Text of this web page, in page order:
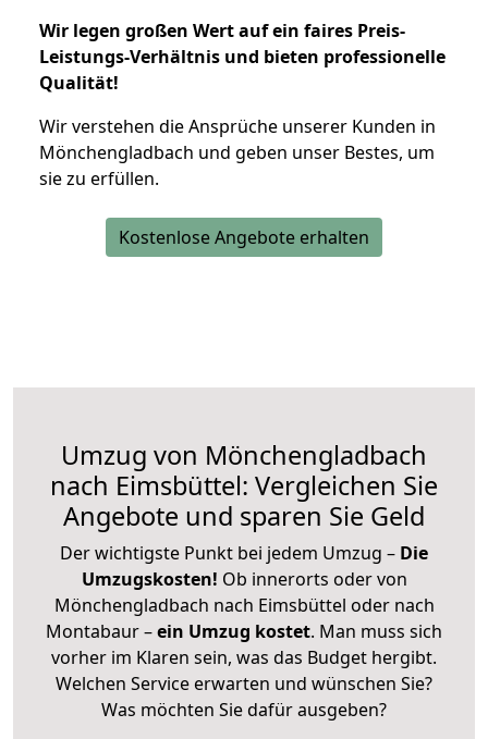
Wir legen großen Wert auf ein faires Preis-
Leistungs-Verhältnis und bieten professionelle
Qualität!
Wir verstehen die Ansprüche unserer Kunden in
Mönchengladbach und geben unser Bestes, um
sie zu erfüllen.
Kostenlose Angebote erhalten
Umzug von Mönchengladbach
nach Eimsbüttel: Vergleichen Sie
Angebote und sparen Sie Geld
Der wichtigste Punkt bei jedem Umzug – Die
Umzugskosten! Ob innerorts oder von
Mönchengladbach nach Eimsbüttel oder nach
Montabaur –ein Umzug kostet. Man muss sich
vorher im Klaren sein, was das Budget hergibt.
Welchen Service erwarten und wünschen Sie?
Was möchten Sie dafür ausgeben?